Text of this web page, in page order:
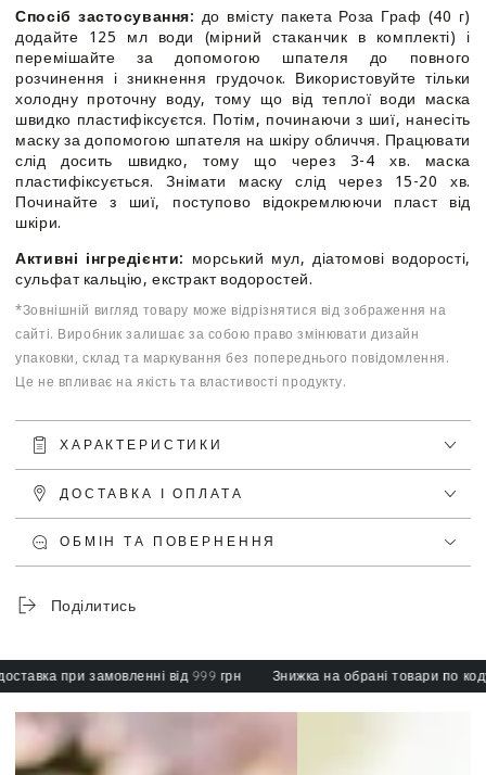
-
Грязева
альгінатна
маска
альгінатна
маска
-
Грязева
альгінатна
маска
альгінатна
маска
Спосіб застосування: до вмісту пакета Роза Граф (40 г)
додайте 125 мл води (мірний стаканчик в комплекті) і
перемішайте за допомогою шпателя до повного
розчинення і зникнення грудочок. Використовуйте тільки
холодну проточну воду, тому що від теплої води маска
швидко пластифіксуєтся. Потім, починаючи з шиї, нанесіть
маску за допомогою шпателя на шкіру обличчя. Працювати
слід досить швидко, тому що через 3-4 хв. маска
пластифіксується. Знімати маску слід через 15-20 хв.
Починайте з шиї, поступово відокремлюючи пласт від
шкіри.
Активні інгредієнти: морський мул, діатомові водорості,
сульфат кальцію, екстракт водоростей.
*Зовнішній вигляд товару може відрізнятися від зображення на
сайті. Виробник залишає за собою право змінювати дизайн
упаковки, склад та маркування без попереднього повідомлення.
Це не впливає на якість та властивості продукту.
ХАРАКТЕРИСТИКИ
ДОСТАВКА І ОПЛАТА
ОБМІН ТА ПОВЕРНЕННЯ
Поділитись
при замовленні від 999 грн Знижка на обрані товари по коду: